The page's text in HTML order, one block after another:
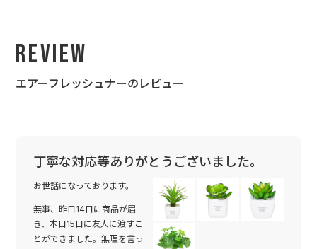
Review
エアーフレッシュナーのレビュー
丁寧な対応等ありがとうございました。
お世話になっております。
無事、昨日14日に商品が届
き、本日15日に友人に渡すこ
とができました。無理を言っ